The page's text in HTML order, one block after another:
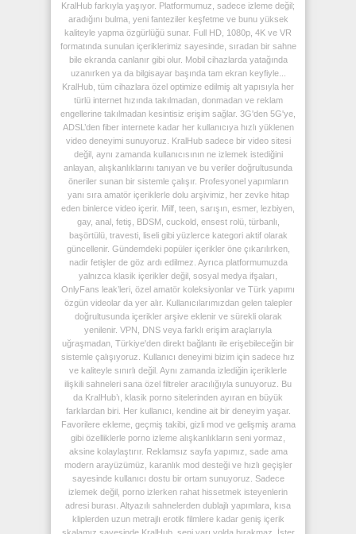
KralHub farkıyla yaşıyor. Platformumuz, sadece izleme değil;
aradığını bulma, yeni fanteziler keşfetme ve bunu yüksek
kaliteyle yapma özgürlüğü sunar. Full HD, 1080p, 4K ve VR
formatında sunulan içeriklerimiz sayesinde, sıradan bir sahne
bile ekranda canlanır gibi olur. Mobil cihazlarda yatağında
uzanırken ya da bilgisayar başında tam ekran keyfiyle...
KralHub, tüm cihazlara özel optimize edilmiş alt yapısıyla her
türlü internet hızında takılmadan, donmadan ve reklam
engellerine takılmadan kesintisiz erişim sağlar. 3G'den 5G'ye,
ADSL’den fiber internete kadar her kullanıcıya hızlı yüklenen
video deneyimi sunuyoruz. KralHub sadece bir video sitesi
değil, aynı zamanda kullanıcısının ne izlemek istediğini
anlayan, alışkanlıklarını tanıyan ve bu veriler doğrultusunda
öneriler sunan bir sistemle çalışır. Profesyonel yapımların
yanı sıra amatör içeriklerle dolu arşivimiz, her zevke hitap
eden binlerce video içerir. Milf, teen, sarışın, esmer, lezbiyen,
gay, anal, fetiş, BDSM, cuckold, ensest rolü, türbanlı,
başörtülü, travesti, liseli gibi yüzlerce kategori aktif olarak
güncellenir. Gündemdeki popüler içerikler öne çıkarılırken,
nadir fetişler de göz ardı edilmez. Ayrıca platformumuzda
yalnızca klasik içerikler değil, sosyal medya ifşaları,
OnlyFans leak’leri, özel amatör koleksiyonlar ve Türk yapımı
özgün videolar da yer alır. Kullanıcılarımızdan gelen talepler
doğrultusunda içerikler arşive eklenir ve sürekli olarak
yenilenir. VPN, DNS veya farklı erişim araçlarıyla
uğraşmadan, Türkiye'den direkt bağlantı ile erişebileceğin bir
sistemle çalışıyoruz. Kullanıcı deneyimi bizim için sadece hız
ve kaliteyle sınırlı değil. Aynı zamanda izlediğin içeriklerle
ilişkili sahneleri sana özel filtreler aracılığıyla sunuyoruz. Bu
da KralHub’ı, klasik porno sitelerinden ayıran en büyük
farklardan biri. Her kullanıcı, kendine ait bir deneyim yaşar.
Favorilere ekleme, geçmiş takibi, gizli mod ve gelişmiş arama
gibi özelliklerle porno izleme alışkanlıkların seni yormaz,
aksine kolaylaştırır. Reklamsız sayfa yapımız, sade ama
modern arayüzümüz, karanlık mod desteği ve hızlı geçişler
sayesinde kullanıcı dostu bir ortam sunuyoruz. Sadece
izlemek değil, porno izlerken rahat hissetmek isteyenlerin
adresi burası. Altyazılı sahnelerden dublajlı yapımlara, kısa
kliplerden uzun metrajlı erotik filmlere kadar geniş içerik